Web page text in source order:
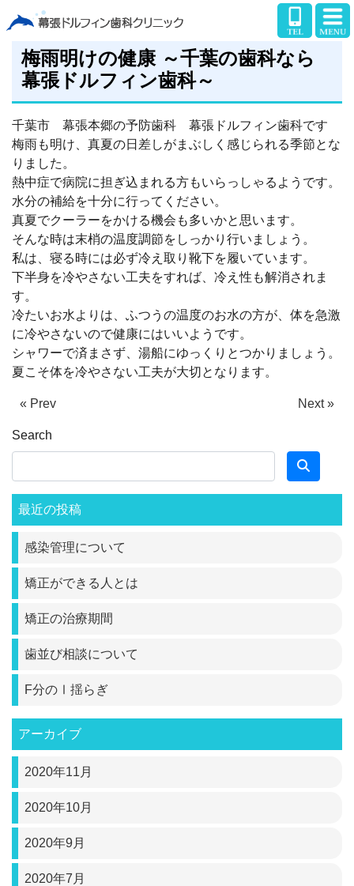
梅雨明けの健康 ～千葉の歯科なら
幕張ドルフィン歯科～
千葉市 幕張本郷の予防歯科 幕張ドルフィン歯科です
梅雨も明け、真夏の日差しがまぶしく感じられる季節とな
りました。
熱中症で病院に担ぎ込まれる方もいらっしゃるようです。
水分の補給を十分に行ってください。
真夏でクーラーをかける機会も多いかと思います。
そんな時は末梢の温度調節をしっかり行いましょう。
私は、寝る時には必ず冷え取り靴下を履いています。
下半身を冷やさない工夫をすれば、冷え性も解消されま
す。
冷たいお水よりは、ふつうの温度のお水の方が、体を急激
に冷やさないので健康にはいいようです。
シャワーで済まさず、湯船にゆっくりとつかりましょう。
夏こそ体を冷やさない工夫が大切となります。
« Prev Next »
Search
最近の投稿
感染管理について
矯正ができる人とは
矯正の治療期間
歯並び相談について
F分のⅠ揺らぎ
アーカイブ
2020年11月
2020年10月
2020年9月
2020年7月